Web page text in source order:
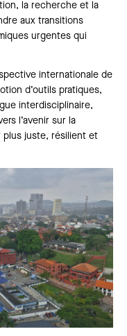
la recherche et la
aux transitions
urgentes qui
internationale de
d’outils pratiques,
interdisciplinaire,
l’avenir sur la
juste, résilient et